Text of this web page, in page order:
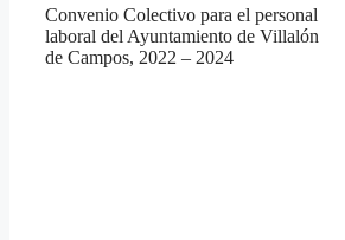
Convenio Colectivo para el personal
laboral del Ayuntamiento de Villalón
de Campos, 2022 – 2024